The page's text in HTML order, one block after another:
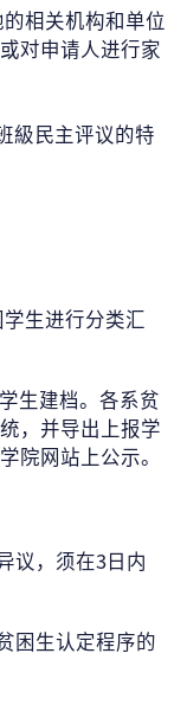
相关机构和单位
对申请人进行家
級民主评议的特
生进行分类汇
生建档。各系贫
，并导出上报学
院网站上公示。
议，须在3日内
困生认定程序的